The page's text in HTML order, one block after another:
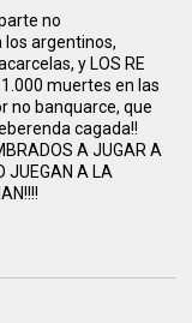
no
los argentinos,
y LOS RE
1.000 muertes en las
no banquarce, que
cagada!!
A JUGAR A
JUEGAN A LA